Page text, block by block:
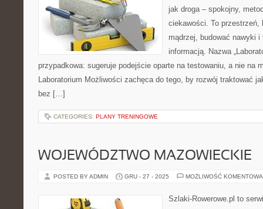
jak droga – spokojny,
ciekawości. To
mądrzej, budować nawyki
informacją. Nazwa
przypadkowa: sugeruje podejście oparte na testowaniu, a nie na
Laboratorium Możliwości zachęca do tego, by rozwój traktować
bez […]
CATEGORIES: PLANY TRENINGOWE
WOJEWÓDZTWO MAZOWIECKIE
POSTED BY ADMIN GRU - 27 - 2025 MOŻLIWOŚĆ
Szlaki-Rowerowe.pl to